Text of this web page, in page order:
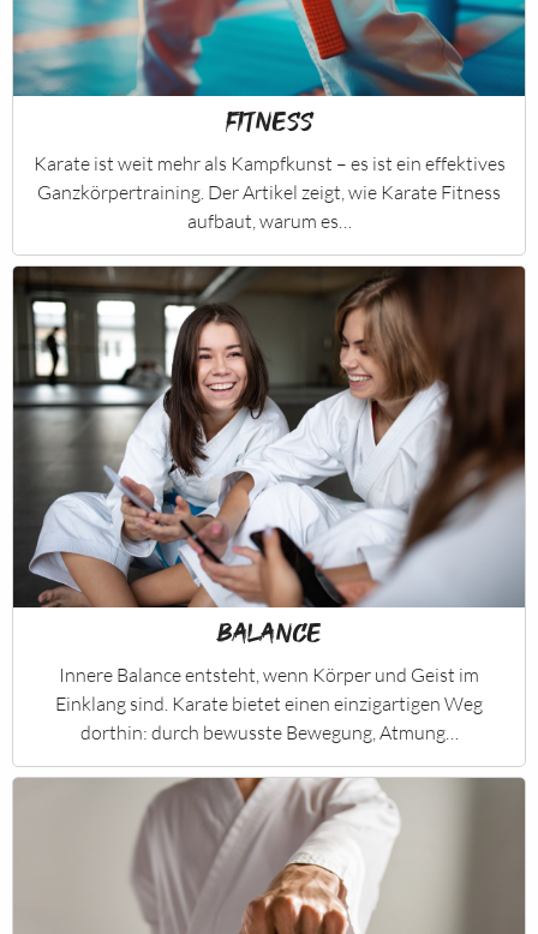
Fitness
Karate ist weit mehr als Kampfkunst – es ist ein effektives
Ganzkörpertraining. Der Artikel zeigt, wie Karate Fitness
aufbaut, warum es…
Balance
Innere Balance entsteht, wenn Körper und Geist im
Einklang sind. Karate bietet einen einzigartigen Weg
dorthin: durch bewusste Bewegung, Atmung…